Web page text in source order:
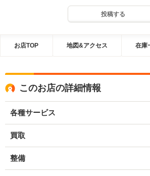
投稿する
お店TOP 地図&アクセス 在庫
このお店の詳細情報
各種サービス
買取
整備